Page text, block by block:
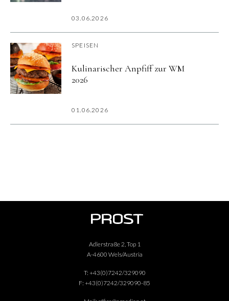
03.06.2026
SPEISEN
Kulinarischer Anpfiff zur WM
2026
01.06.2026
Adlerstraße 2, Top 1
A-4600 Wels/Austria
T: +43(0)7242/329090
F: +43(0)7242/329090-85